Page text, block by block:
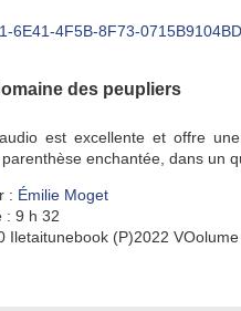
des peupliers
est excellente et offre
enchantée, dans un
: Émilie Moget
: 9 h 32
Iletaitunebook (P)2022 VOolume